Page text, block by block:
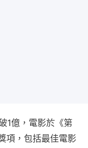
1億，電影於《第
項，包括最佳電影